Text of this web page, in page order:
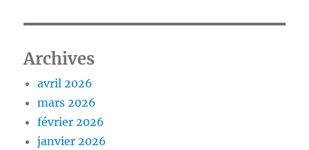
Archives
avril 2026
mars 2026
février 2026
janvier 2026